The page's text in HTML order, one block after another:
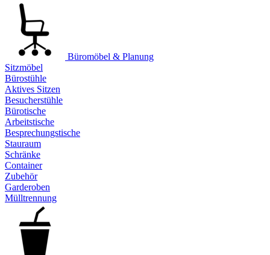
Büromöbel & Planung
Sitzmöbel
Bürostühle
Aktives Sitzen
Besucherstühle
Bürotische
Arbeitstische
Besprechungstische
Stauraum
Schränke
Container
Zubehör
Garderoben
Mülltrennung